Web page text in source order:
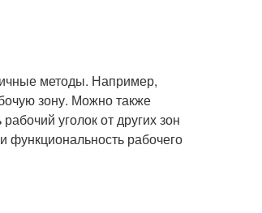
методы. Например,
зону. Можно также
уголок от других зон
функциональность рабочего